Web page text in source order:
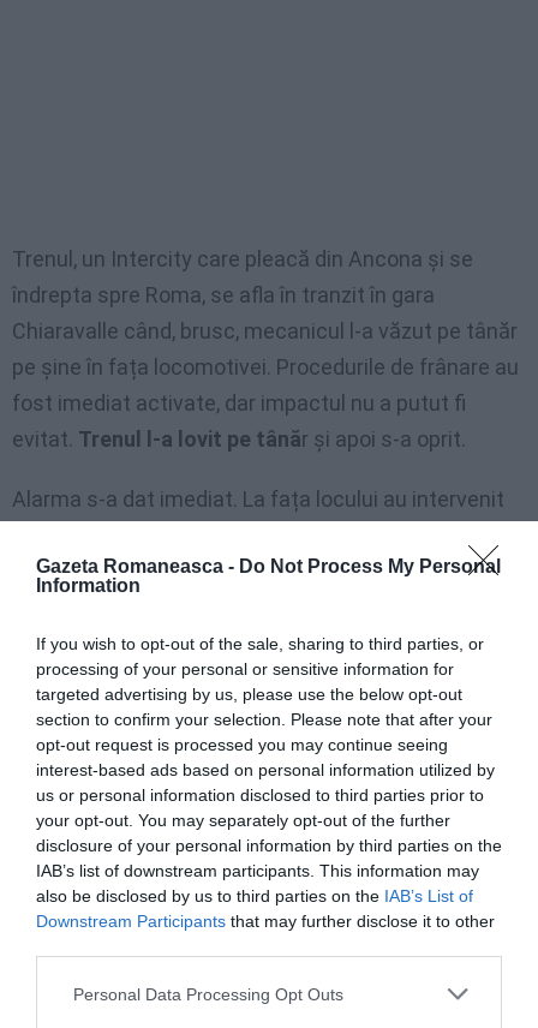
Gazeta Romaneasca - Do Not Process My Personal
Information
If you wish to opt-out of the sale, sharing to third parties, or
processing of your personal or sensitive information for
targeted advertising by us, please use the below opt-out
section to confirm your selection. Please note that after your
opt-out request is processed you may continue seeing
interest-based ads based on personal information utilized by
us or personal information disclosed to third parties prior to
your opt-out. You may separately opt-out of the further
disclosure of your personal information by third parties on the
IAB’s list of downstream participants. This information may
also be disclosed by us to third parties on the IAB’s List of
Downstream Participants that may further disclose it to other
Personal Data Processing Opt Outs
Trenul, un Intercity care pleacă din Ancona și se
îndrepta spre Roma, se afla în tranzit în gara
Chiaravalle când, brusc, mecanicul l-a văzut pe tânăr
pe șine în fața locomotivei. Procedurile de frânare au
fost imediat activate, dar impactul nu a putut fi
evitat. Trenul l-a lovit pe tânăr și apoi s-a oprit.
Alarma s-a dat imediat. La fața locului au intervenit
autoritatea judiciară carea constatat decesul
permite recuperarea cadavrului.
Între timp, Trenitalia a informat pasagerii despre
întârzierile suferite de-a lungul rutei. Tânărul, care a
făcut un gest disperat,plecase de dimineață de
și fusese căutat de familie ore întregi, scrie
viveremarche.it.
>>> Dezastru pe autostradă la Chieti, un român a
intrat cu camionul în viteză într-un șantier, 1 mort și
8 răniți – VIDEO